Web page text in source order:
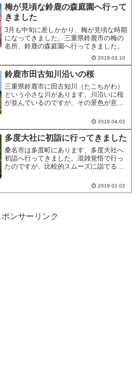
梅が見頃な鈴鹿の森庭園へ行って
きました
3月も中旬に差しかかり、梅が見頃な時期
になってきました。三重県鈴鹿市の梅の
名所、鈴鹿の森庭園へ行ってきました。
2019.03.10
鈴鹿市田古知川沿いの桜
三重県鈴鹿市に田古知川（たこちがわ）
という小さな川があります。川沿いに桜
が並んでいるのですが、その景色が意外
2018.04.02
多度大社に初詣に行ってきました
桑名市は多度町にあります、多度大社へ
初詣へ行ってきました。混雑覚悟で行っ
たのですが、比較的スムーズに詣でるこ
2019.01.02
ポンサーリンク